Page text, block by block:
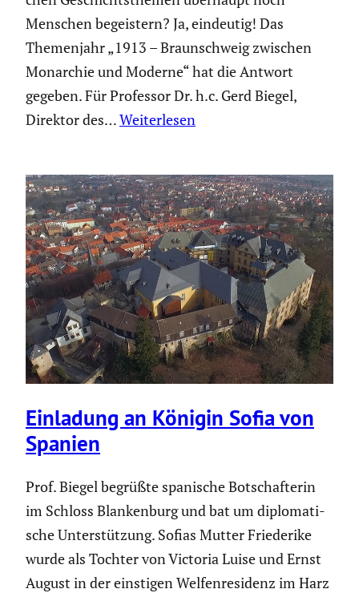
Menschen begeis­tern? Ja, eindeutig! Das
Themen­jahr „1913 – Braun­schweig zwischen
Monarchie und Moderne“ hat die Antwort
gegeben. Für Professor Dr. h.c. Gerd Biegel,
Direktor des…Weiterlesen
Einladung an Königin Sofia von
Spanien
Prof. Biegel begrüßte spanische Botschaf­terin
im Schloss Blanken­burg und bat um diplo­ma­ti­
sche Unter­stüt­zung. Sofias Mutter Friede­rike
wurde als Tochter von Victoria Luise und Ernst
August in der einstigen Welfen­re­si­denz im Harz